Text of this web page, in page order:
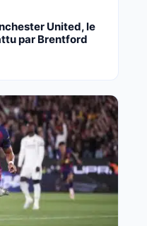
United, le
par Brentford